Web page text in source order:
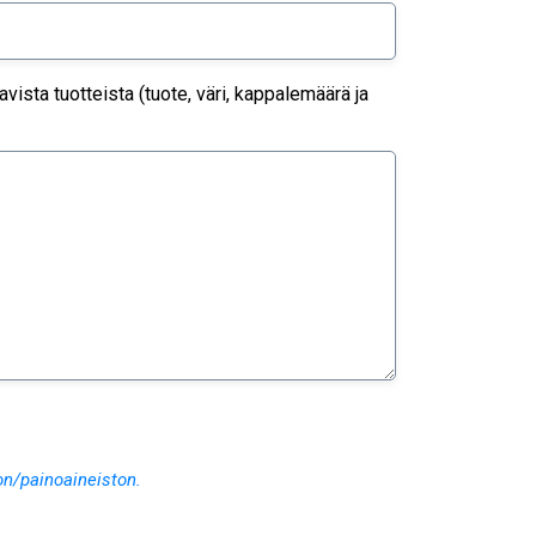
tuotteista (tuote, väri, kappalemäärä ja
painoaineiston.